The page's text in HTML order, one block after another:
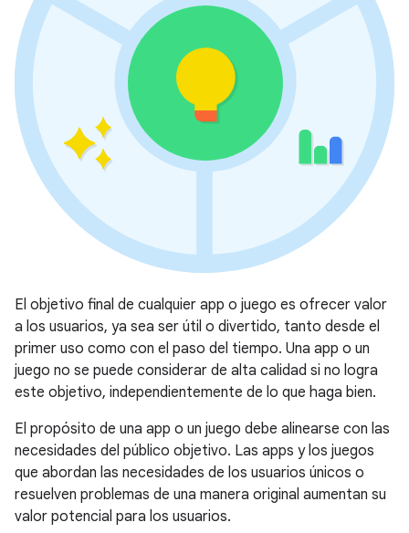
El objetivo final de cualquier app o juego es ofrecer valor
a los usuarios, ya sea ser útil o divertido, tanto desde el
primer uso como con el paso del tiempo. Una app o un
juego no se puede considerar de alta calidad si no logra
este objetivo, independientemente de lo que haga bien.
El propósito de una app o un juego debe alinearse con las
necesidades del público objetivo. Las apps y los juegos
que abordan las necesidades de los usuarios únicos o
resuelven problemas de una manera original aumentan su
valor potencial para los usuarios.